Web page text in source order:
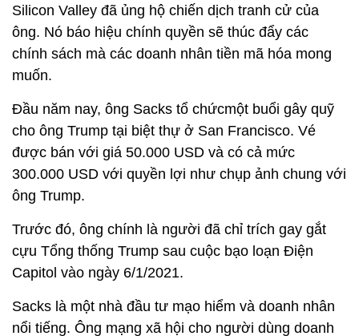
Silicon Valley đã ủng hộ chiến dịch tranh cử của
ông. Nó báo hiệu chính quyền sẽ thúc đẩy các
chính sách mà các doanh nhân tiền mã hóa mong
muốn.
Đầu năm nay, ông Sacks tổ chứcmột buổi gây quỹ
cho ông Trump tại biệt thự ở San Francisco. Vé
được bán với giá 50.000 USD và có cả mức
300.000 USD với quyền lợi như chụp ảnh chung với
ông Trump.
Trước đó, ông chính là người đã chỉ trích gay gắt
cựu Tổng thống Trump sau cuộc bạo loạn Điện
Capitol vào ngày 6/1/2021.
Sacks là một nhà đầu tư mạo hiểm và doanh nhân
nổi tiếng. Ông mạng xã hội cho người dùng doanh